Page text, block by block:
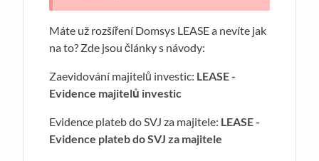
Máte už rozšíření Domsys LEASE a nevíte jak
na to? Zde jsou články s návody:
Zaevidování majitelů investic: LEASE -
Evidence majitelů investic
Evidence plateb do SVJ za majitele: LEASE -
Evidence plateb do SVJ za majitele